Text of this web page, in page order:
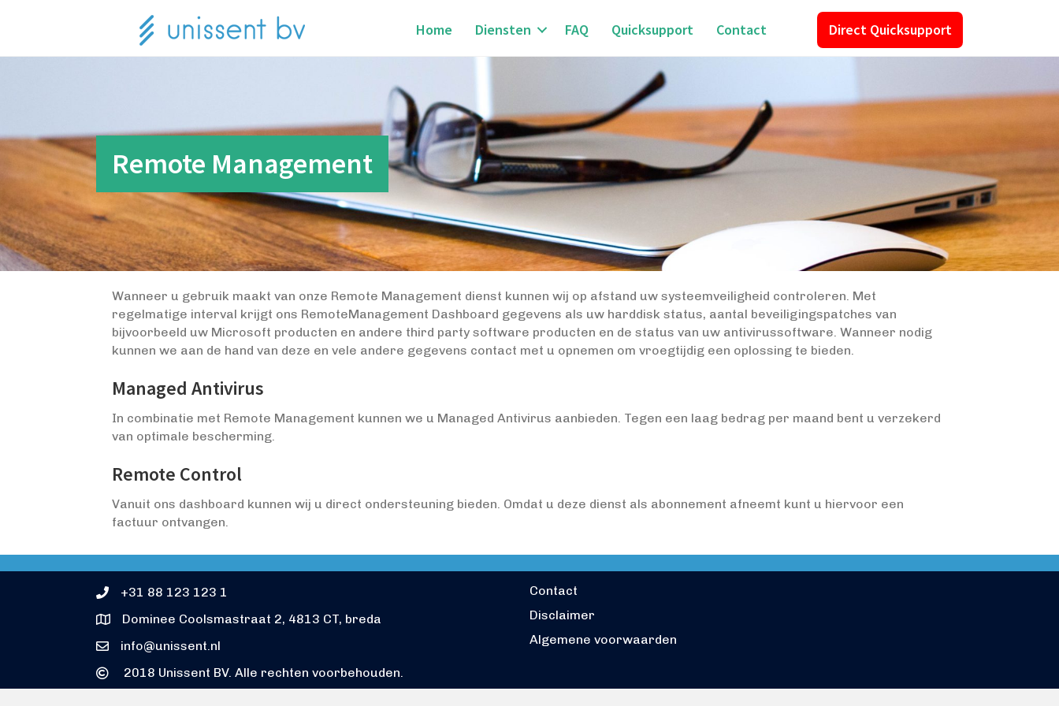
Home Diensten FAQ Quicksupport Contact Direct Quicksupport
Remote Management
Wanneer u gebruik maakt van onze Remote Management dienst kunnen wij op afstand uw systeemveiligheid controleren. Met
regelmatige interval krijgt ons RemoteManagement Dashboard gegevens als uw harddisk status, aantal beveiligingspatches van
bijvoorbeeld uw Microsoft producten en andere third party software producten en de status van uw antivirussoftware. Wanneer nodig
kunnen we aan de hand van deze en vele andere gegevens contact met u opnemen om vroegtijdig een oplossing te bieden.
Managed Antivirus
In combinatie met Remote Management kunnen we u Managed Antivirus aanbieden. Tegen een laag bedrag per maand bent u verzekerd
van optimale bescherming.
Remote Control
Vanuit ons dashboard kunnen wij u direct ondersteuning bieden. Omdat u deze dienst als abonnement afneemt kunt u hiervoor een
factuur ontvangen.
+31 88 123 123 1
Dominee Coolsmastraat 2, 4813 CT, breda
info@unissent.nl
2018 Unissent BV. Alle rechten voorbehouden.
Contact
Disclaimer
Algemene voorwaarden